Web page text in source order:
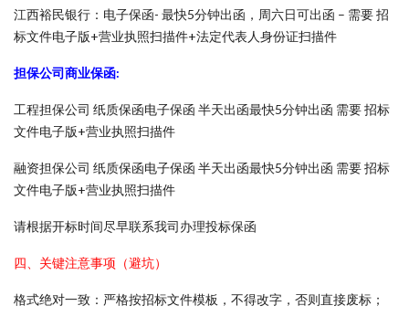
江西裕民银行：电子保函- 最快5分钟出函，周六日可出函 – 需要 招
标文件电子版+营业执照扫描件+法定代表人身份证扫描件
担保公司商业保函:
工程担保公司 纸质保函电子保函 半天出函最快5分钟出函 需要 招标
文件电子版+营业执照扫描件
融资担保公司 纸质保函电子保函 半天出函最快5分钟出函 需要 招标
文件电子版+营业执照扫描件
请根据开标时间尽早联系我司办理投标保函
四、关键注意事项（避坑）
格式绝对一致：严格按招标文件模板，不得改字，否则直接废标；